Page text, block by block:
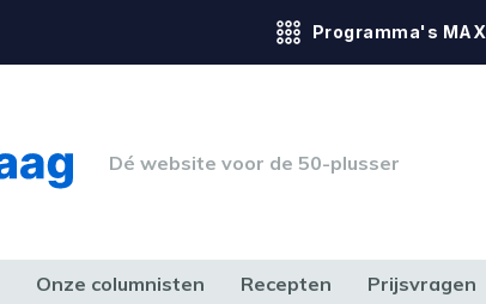
Programma's MAX
Dé website voor de 50-plusser
Onze columnisten Recepten Prijsvragen